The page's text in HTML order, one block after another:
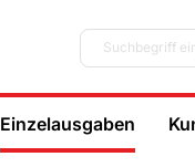
Einzelausgaben
Suchbegriff